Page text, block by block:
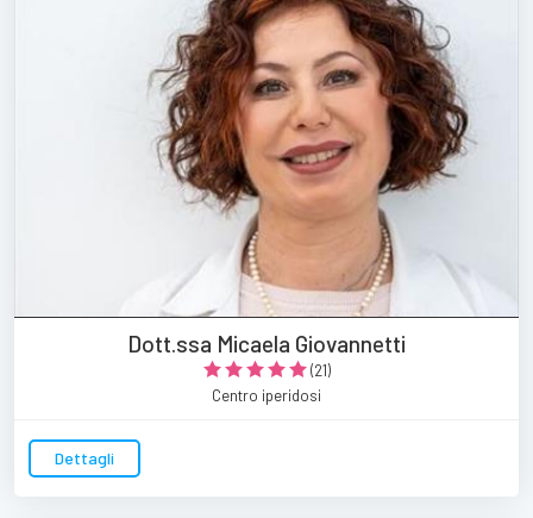
Dott.ssa Micaela Giovannetti
(21)
Centro iperidosi
Dettagli